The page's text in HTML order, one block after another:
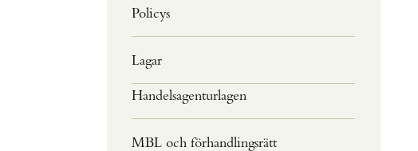
Policys
Lagar
Handelsagenturlagen
MBL och förhandlingsrätt